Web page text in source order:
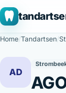
Home/Tandartsen/
AD